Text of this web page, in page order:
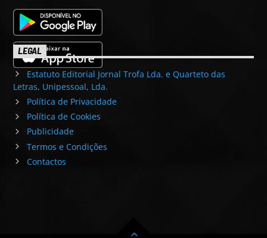
LEGAL
Estatuto Editorial Jornal Trofa Lda. e Quarteto das
Letras, Unipessoal, Lda.
Política de Privacidade
Política de Cookies
Publicidade
Termos e Condições
Contactos